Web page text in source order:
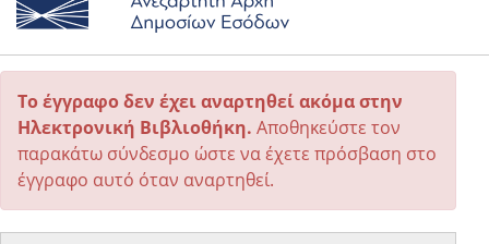
Το έγγραφο δεν έχει αναρτηθεί ακόμα στην
Ηλεκτρονική Βιβλιοθήκη. Αποθηκεύστε τον
παρακάτω σύνδεσμο ώστε να έχετε πρόσβαση στο
έγγραφο αυτό όταν αναρτηθεί.